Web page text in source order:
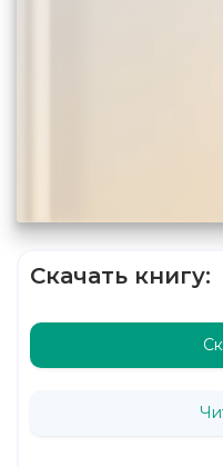
Скачать книгу: